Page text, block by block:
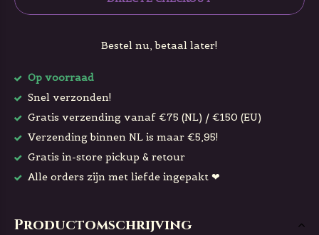
Bestel nu, betaal later!
Op voorraad
Snel verzonden!
Gratis verzending vanaf €75 (NL) / €150 (EU)
Verzending binnen NL is maar €5,95!
Gratis in-store pickup & retour
Alle orders zijn met liefde ingepakt ❤
Productomschrijving